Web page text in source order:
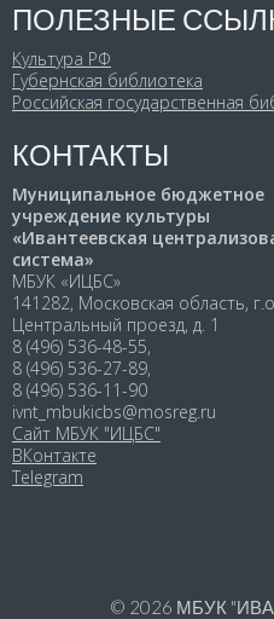
ПОЛЕЗНЫЕ
Культура РФ
Губернская библиотека
Российская государственная
КОНТАКТЫ
Муниципальное бюджетное
учреждение культуры
«Ивантеевская
система»
МБУК «ИЦБС»
141282, Московская область,
Центральный проезд, д. 1
8 (496) 536-48-55,
8 (496) 536-27-89,
8 (496) 536-11-90
ivnt_mbukicbs@mosreg.ru
Сайт МБУК "ИЦБС"
ВКонтакте
Telegram
© 2026 МБУК